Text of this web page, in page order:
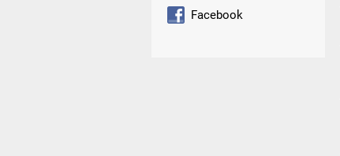
Facebook